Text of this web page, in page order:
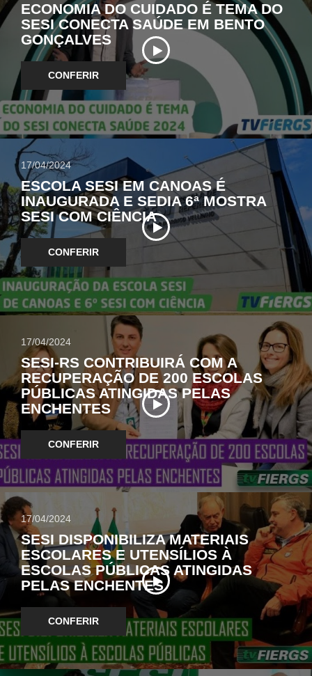
ECONOMIA DO CUIDADO É TEMA DO
SESI CONECTA SAÚDE EM BENTO
GONÇALVES
CONFERIR
17/04/2024
ESCOLA SESI EM CANOAS É
INAUGURADA E SEDIA 6ª MOSTRA
SESI COM CIÊNCIA
CONFERIR
17/04/2024
SESI-RS CONTRIBUIRÁ COM A
RECUPERAÇÃO DE 200 ESCOLAS
PÚBLICAS ATINGIDAS PELAS
ENCHENTES
CONFERIR
17/04/2024
SESI DISPONIBILIZA MATERIAIS
ESCOLARES E UTENSÍLIOS À
ESCOLAS PÚBLICAS ATINGIDAS
PELAS ENCHENTES
CONFERIR